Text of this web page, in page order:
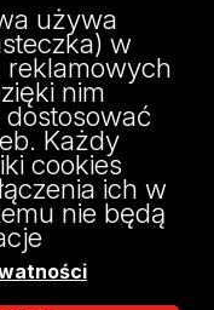
uczelni
Dramatu i Teatru,
używa
w
nim
Każdy
cookies
ich w
nie będą